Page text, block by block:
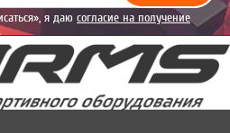
я даю согласие на получение
характера.